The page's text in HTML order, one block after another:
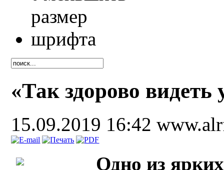
«Так здорово
15.09.2019 16:42
Одно из